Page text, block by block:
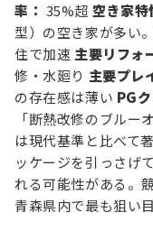
率： 35%超 空き家特
型）の空き家が多い
住で加速 主要リフォ
修・水廻り 主要プレ
の存在感は薄い PG
「断熱改修のブルー
は現代基準と比べて
ッケージを引っさげ
れる可能性がある。
青森県内で最も狙い